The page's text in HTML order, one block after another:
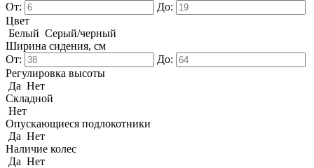
От:
До:
Цвет
Белый Серый/черный
Ширина сидения, см
От:
До:
Регулировка высоты
Да Нет
Складной
Нет
Опускающиеся подлокотники
Да Нет
Наличие колес
Да Нет